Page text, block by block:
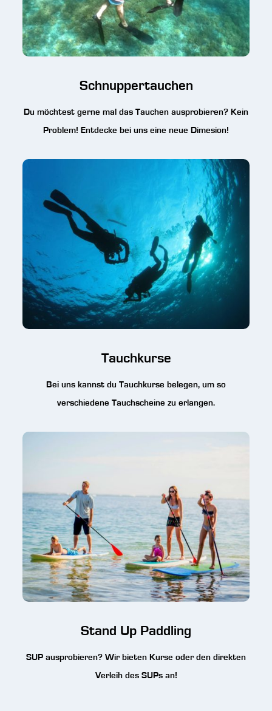
Schnuppertauchen
Du möchtest gerne mal das Tauchen ausprobieren? Kein
Problem! Entdecke bei uns eine neue Dimesion!
Tauchkurse
Bei uns kannst du Tauchkurse belegen, um so
verschiedene Tauchscheine zu erlangen.
Stand Up Paddling
SUP ausprobieren? Wir bieten Kurse oder den direkten
Verleih des SUPs an!